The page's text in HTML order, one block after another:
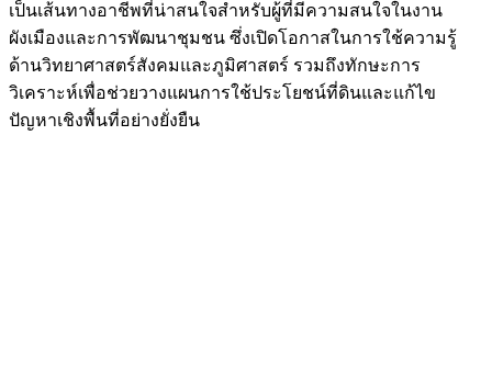
เป็นเส้นทางอาชีพที่น่าสนใจสำหรับผู้ที่มีความสนใจในงาน
ผังเมืองและการพัฒนาชุมชน ซึ่งเปิดโอกาสในการใช้ความรู้
ด้านวิทยาศาสตร์สังคมและภูมิศาสตร์ รวมถึงทักษะการ
วิเคราะห์เพื่อช่วยวางแผนการใช้ประโยชน์ที่ดินและแก้ไข
ปัญหาเชิงพื้นที่อย่างยั่งยืน